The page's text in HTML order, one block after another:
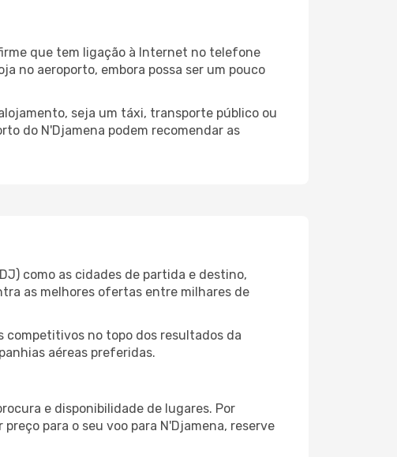
que tem ligação à Internet no telefone
no aeroporto, embora possa ser um pouco
seja um táxi, transporte público ou
do N'Djamena podem recomendar as
como as cidades de partida e destino,
as melhores ofertas entre milhares de
competitivos no topo dos resultados da
aéreas preferidas.
e disponibilidade de lugares. Por
para o seu voo para N'Djamena, reserve